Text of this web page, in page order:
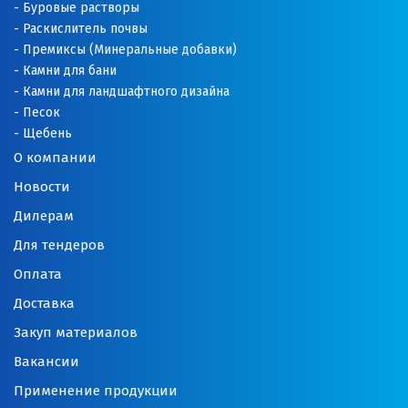
Орехово-Зуево
П
Павловский Посад
Первоуральск
Подольск
Походилова
Пушкино
О компании
Новости
Дилерам
Для тендеров
Оплата
Доставка
Закуп материалов
Вакансии
Применение продукции
Буровые растворы
Раскислитель почвы
Премиксы (Минеральные добавки)
Камни для бани
Камни для ландшафтного дизайна
Песок
Щебень